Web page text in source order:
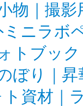
物
撮影
ミニラボ
ォトブッ
ぼり
昇
資材